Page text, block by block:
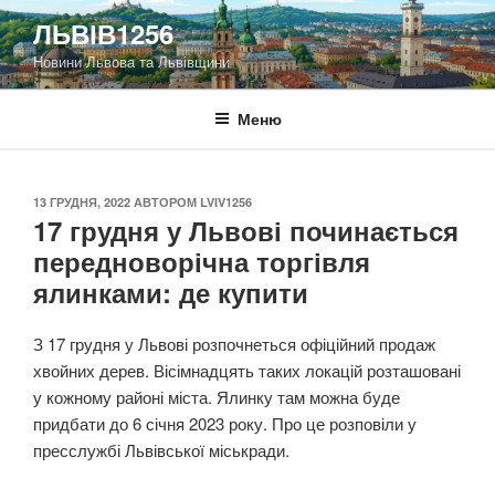
Перейти
до
вмісту
ЛЬВІВ1256
Новини Львова та Львівщини
Меню
ОПУБЛІКОВАНО
13 ГРУДНЯ, 2022 АВТОРОМ LVIV1256
17 грудня у Львові починається
передноворічна торгівля
ялинками: де купити
З 17 грудня у Львові розпочнеться офіційний продаж
хвойних дерев. Вісімнадцять таких локацій розташовані
у кожному районі міста. Ялинку там можна буде
придбати до 6 січня 2023 року. Про це розповіли у
пресслужбі Львівської міськради.